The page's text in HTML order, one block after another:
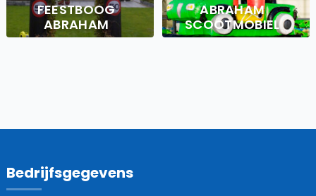
FEESTBOOG
ABRAHAM
ABRAHAM
SCOOTMOBIEL
Bedrijfsgegevens